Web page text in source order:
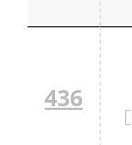
436